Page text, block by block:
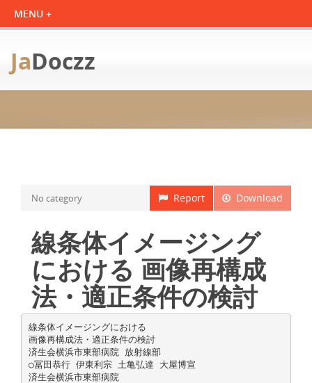
JaDoczz
Download
Report
No category
線条体イメージング
における 画像再構成
法・適正条件の検討
線条体イメージングにおける
画像再構成法・適正条件の検討
済生会横浜市東部病院 放射線部
○冨田恭行 伊東利宗 土亀弘達 大屋博宣
済生会横浜市東部病院